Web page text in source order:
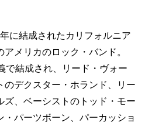
に結成されたカリフォルニア
メリカのロック・バンド。
結成され、リード・ヴォー
のデクスター・ホランド、リー
ズ、ベーシストのトッド・モー
パーツボーン、パーカッショ